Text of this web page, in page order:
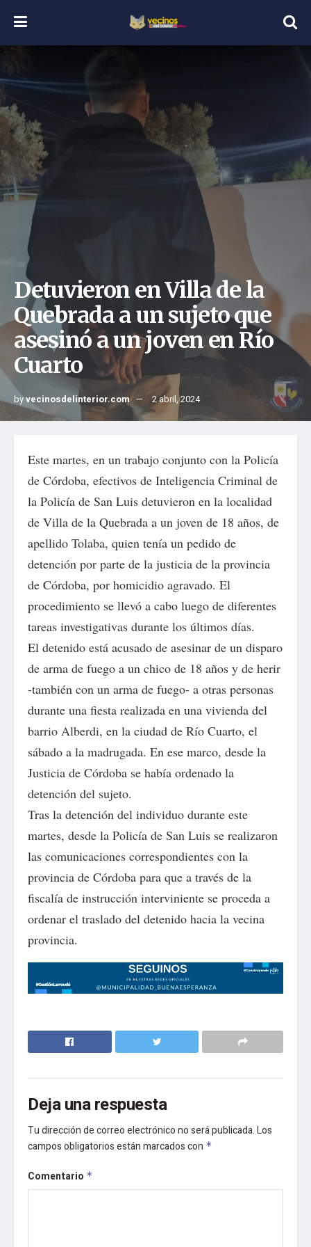
Detuvieron en Villa de la
Quebrada a un sujeto que
asesinó a un joven en Río
Cuarto
byvecinosdelinterior.com 2 abril, 2024
Este martes, en un trabajo conjunto con la Policía
de Córdoba, efectivos de Inteligencia Criminal de
la Policía de San Luis detuvieron en la localidad
de Villa de la Quebrada a un joven de 18 años, de
apellido Tolaba, quien tenía un pedido de
detención por parte de la justicia de la provincia
de Córdoba, por homicidio agravado. El
procedimiento se llevó a cabo luego de diferentes
tareas investigativas durante los últimos días.
El detenido está acusado de asesinar de un disparo
de arma de fuego a un chico de 18 años y de herir
-también con un arma de fuego- a otras personas
durante una fiesta realizada en una vivienda del
barrio Alberdi, en la ciudad de Río Cuarto, el
sábado a la madrugada. En ese marco, desde la
Justicia de Córdoba se había ordenado la
detención del sujeto.
Tras la detención del individuo durante este
martes, desde la Policía de San Luis se realizaron
las comunicaciones correspondientes con la
provincia de Córdoba para que a través de la
fiscalía de instrucción interviniente se proceda a
ordenar el traslado del detenido hacia la vecina
provincia.
Deja una respuesta
Tu dirección de correo electrónico no será publicada.Los
campos obligatorios están marcados con *
Comentario *